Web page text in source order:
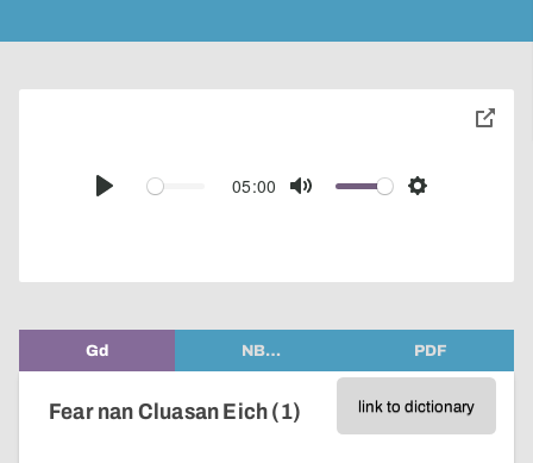
Play
05:00
Mute Settings
toggle
Gd NB… PDF
link to dictionary
Fear nan Cluasan Eich (1)